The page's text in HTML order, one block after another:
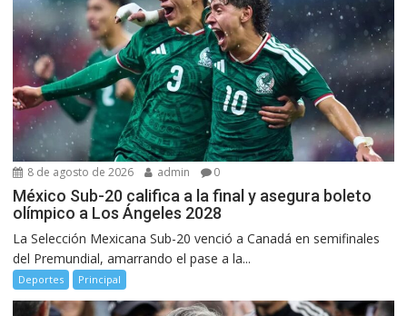
8 de agosto de 2026 admin 0
México Sub-20 califica a la final y asegura boleto
olímpico a Los Ángeles 2028
La Selección Mexicana Sub-20 venció a Canadá en semifinales
del Premundial, amarrando el pase a la...
Deportes Principal